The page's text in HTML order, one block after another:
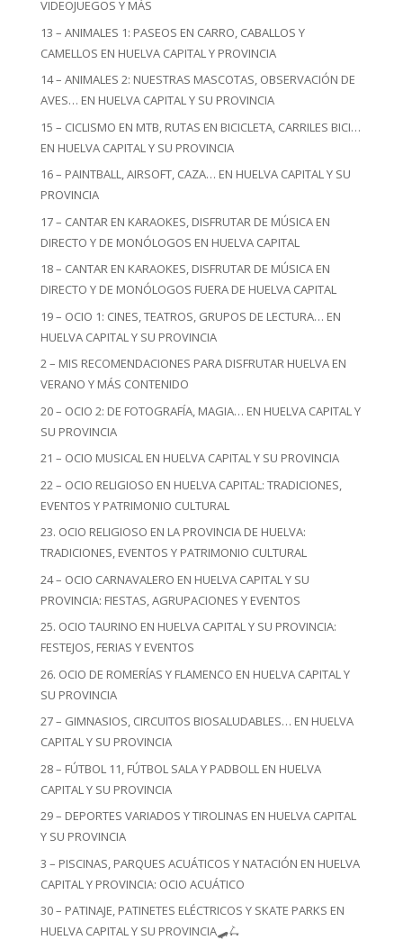
VIDEOJUEGOS Y MÁS
13 – ANIMALES 1: PASEOS EN CARRO, CABALLOS Y
CAMELLOS EN HUELVA CAPITAL Y PROVINCIA
14 – ANIMALES 2: NUESTRAS MASCOTAS, OBSERVACIÓN DE
AVES… EN HUELVA CAPITAL Y SU PROVINCIA
15 – CICLISMO EN MTB, RUTAS EN BICICLETA, CARRILES BICI…
EN HUELVA CAPITAL Y SU PROVINCIA
16 – PAINTBALL, AIRSOFT, CAZA… EN HUELVA CAPITAL Y SU
PROVINCIA
17 – CANTAR EN KARAOKES, DISFRUTAR DE MÚSICA EN
DIRECTO Y DE MONÓLOGOS EN HUELVA CAPITAL
18 – CANTAR EN KARAOKES, DISFRUTAR DE MÚSICA EN
DIRECTO Y DE MONÓLOGOS FUERA DE HUELVA CAPITAL
19 – OCIO 1: CINES, TEATROS, GRUPOS DE LECTURA… EN
HUELVA CAPITAL Y SU PROVINCIA
2 – MIS RECOMENDACIONES PARA DISFRUTAR HUELVA EN
VERANO Y MÁS CONTENIDO
20 – OCIO 2: DE FOTOGRAFÍA, MAGIA… EN HUELVA CAPITAL Y
SU PROVINCIA
21 – OCIO MUSICAL EN HUELVA CAPITAL Y SU PROVINCIA
22 – OCIO RELIGIOSO EN HUELVA CAPITAL: TRADICIONES,
EVENTOS Y PATRIMONIO CULTURAL
23. OCIO RELIGIOSO EN LA PROVINCIA DE HUELVA:
TRADICIONES, EVENTOS Y PATRIMONIO CULTURAL
24 – OCIO CARNAVALERO EN HUELVA CAPITAL Y SU
PROVINCIA: FIESTAS, AGRUPACIONES Y EVENTOS
25. OCIO TAURINO EN HUELVA CAPITAL Y SU PROVINCIA:
FESTEJOS, FERIAS Y EVENTOS
26. OCIO DE ROMERÍAS Y FLAMENCO EN HUELVA CAPITAL Y
SU PROVINCIA
27 – GIMNASIOS, CIRCUITOS BIOSALUDABLES… EN HUELVA
CAPITAL Y SU PROVINCIA
28 – FÚTBOL 11, FÚTBOL SALA Y PADBOLL EN HUELVA
CAPITAL Y SU PROVINCIA
29 – DEPORTES VARIADOS Y TIROLINAS EN HUELVA CAPITAL
Y SU PROVINCIA
3 – PISCINAS, PARQUES ACUÁTICOS Y NATACIÓN EN HUELVA
CAPITAL Y PROVINCIA: OCIO ACUÁTICO
30 – PATINAJE, PATINETES ELÉCTRICOS Y SKATE PARKS EN
HUELVA CAPITAL Y SU PROVINCIA🛹🛴